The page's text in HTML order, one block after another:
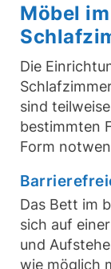
Möbel
Die
sind
bestimmten
Form
Das Bett im
sich auf
und
wie möglich